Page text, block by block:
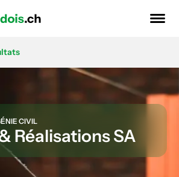
CIVIL
Réalisations SA